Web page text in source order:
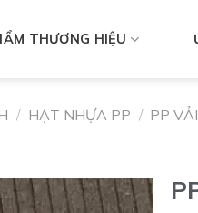
THƯƠNG HIỆU
/ HẠT NHỰA PP / PP